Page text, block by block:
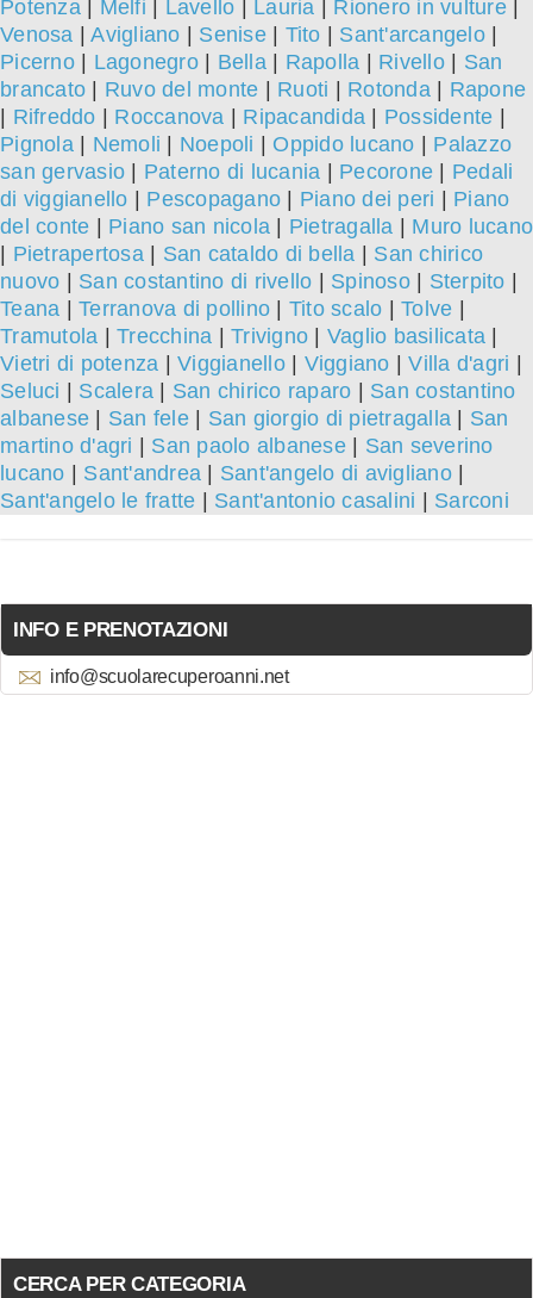
Potenza| Melfi Lavello Lauria Rionero in vulture|
Venosa |Avigliano Senise| Tito Sant'arcangelo|
Picerno| Lagonegro| Bella| Rapolla Rivello| San
brancato
Ruvo del monte Ruoti Rotonda| Rapone
Rifreddo Roccanova Ripacandida Possidente
Pignola| Nemoli Noepoli Oppido lucano
Palazzo
san gervasio
Paterno di lucania Pecorone
Pedali
di viggianello
Pescopagano Piano dei peri
Piano
del conte
Piano san nicola Pietragalla
Muro lucano
Pietrapertosa| San cataldo di bella
San chirico
nuovo
San costantino di rivello Spinoso| Sterpito
Teana
Terranova di pollino Tito scalo Tolve
Tramutola
Trecchina Trivigno Vaglio basilicata
Vietri di potenza
Viggianello| Viggiano |Villa d'agri
Seluci
Scalera San chirico raparo
San costantino
albanese
San fele| San giorgio di pietragalla
San
martino d'agri
San paolo albanese| San severino
lucano
Sant'andrea Sant'angelo di avigliano|
Sant'angelo le fratte
Sant'antonio casalini Sarconi
INFO E PRENOTAZIONI
info@scuolarecuperoanni.net
CERCA PER CATEGORIA